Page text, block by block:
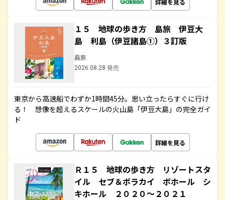
１５ 地球の歩き方 島旅 伊豆大
島 利島（伊豆諸島①）３訂版
島旅
2026.08.28 発売
東京から高速船でわずか1時間45分。思い立ったらすぐに行け
る！ 想像を超えるスケールの火山島「伊豆大島」の完全ガイ
ド
詳細を見る
Ｒ１５ 地球の歩き方 リゾートスタ
イル セブ＆ボラカイ ボホール シ
キホール ２０２０～２０２１